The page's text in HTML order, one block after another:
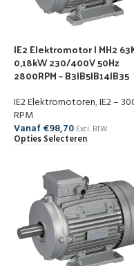
IE2 Elektromotor | MH2
0,18kW 230/400V 50Hz
2800RPM – B3|B5|B14|B35
IE2 Elektromotoren,IE2 –
RPM
Vanaf€98,70 Excl. BTW
Opties Selecteren